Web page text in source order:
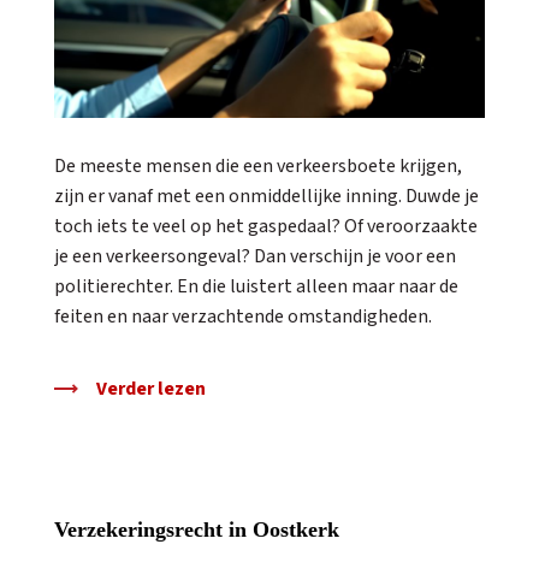
De meeste mensen die een verkeersboete krijgen,
zijn er vanaf met een onmiddellijke inning. Duwde je
toch iets te veel op het gaspedaal? Of veroorzaakte
je een verkeersongeval? Dan verschijn je voor een
politierechter. En die luistert alleen maar naar de
feiten en naar verzachtende omstandigheden.
Verder lezen
Verzekeringsrecht in Oostkerk